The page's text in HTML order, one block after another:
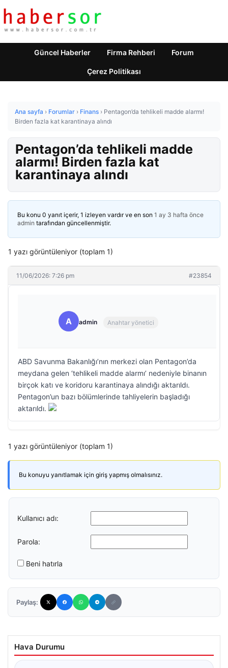
Güncel Haberler Firma Rehberi Forum
Çerez Politikası
Ana sayfa › Forumlar › Finans › Pentagon’da tehlikeli madde alarmı!
Birden fazla kat karantinaya alındı
Pentagon’da tehlikeli madde
alarmı! Birden fazla kat
karantinaya alındı
Bu konu 0 yanıt içerir, 1 izleyen vardır ve en son 1 ay 3 hafta önce
admin tarafından güncellenmiştir.
1 yazı görüntüleniyor (toplam 1)
11/06/2026: 7:26 pm #23854
A admin Anahtar yönetici
ABD Savunma Bakanlığı’nın merkezi olan Pentagon’da
meydana gelen ‘tehlikeli madde alarmı’ nedeniyle binanın
birçok katı ve koridoru karantinaya alındığı aktarıldı.
Pentagon’un bazı bölümlerinde tahliyelerin başladığı
aktarıldı.
1 yazı görüntüleniyor (toplam 1)
Bu konuyu yanıtlamak için giriş yapmış olmalısınız.
Kullanıcı adı:
Parola:
Beni hatırla
Paylaş:
Hava Durumu